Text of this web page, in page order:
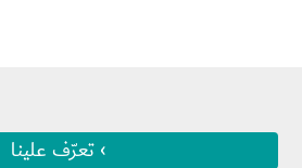
› تعرّف علينا